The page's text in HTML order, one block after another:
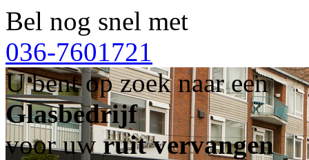
Bel nog snel met
036-7601721
U bent op zoek naar een
Glasbedrijf
voor uwruit vervangen